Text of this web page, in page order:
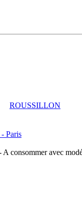
ROUSSILLON
Paris
A consommer avec